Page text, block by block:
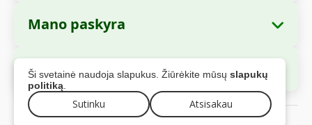
Ši svetainė naudoja slapukus. Žiūrėkite mūsų slapukų
politiką
Sutinku Atsisakau
Imones pavadinimas:
Distribution S.R.L.
Buveine:Strada Cuza Voda nr. 97, Sector 4,
Bucuresti, 040283, Rumunija
44237077
Kaip uzsisakyti?
Mokejimo büdai
Siuntimo informacija
Grazinimo politika
Mano paskyra
Mano uzsakymai
Asmens duomenys
Adresai
Saugus apmokejimas
© 2026 zella.lt - Visos teises saugomos